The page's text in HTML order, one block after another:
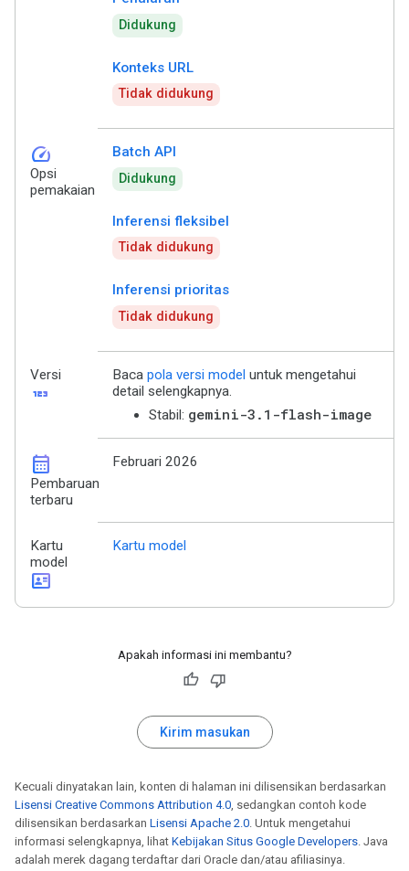
Didukung
Konteks URL
Tidak didukung
speed
Opsi
pemakaian
Batch API
Didukung
Inferensi fleksibel
Tidak didukung
Inferensi prioritas
Tidak didukung
Versi
123
Baca pola versi model untuk mengetahui
detail selengkapnya.
Stabil: gemini-3.1-flash-image
calendar_month
Pembaruan
terbaru
Februari 2026
Kartu
model
id_card
Kartu model
Apakah informasi ini membantu?
Kirim masukan
Kecuali dinyatakan lain, konten di halaman ini dilisensikan berdasarkan
Lisensi Creative Commons Attribution 4.0, sedangkan contoh kode
dilisensikan berdasarkan Lisensi Apache 2.0. Untuk mengetahui
informasi selengkapnya, lihat Kebijakan Situs Google Developers. Java
adalah merek dagang terdaftar dari Oracle dan/atau afiliasinya.